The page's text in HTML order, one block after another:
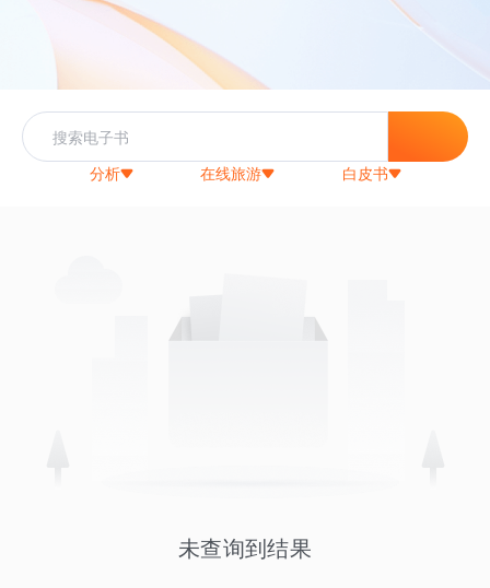
分析 在线旅游 白皮书
未查询到结果